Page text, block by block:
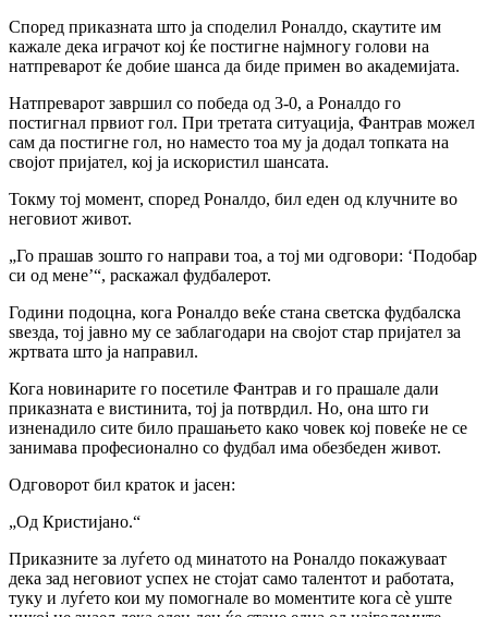
Според приказната што ја споделил Роналдо, скаутите им
кажале дека играчот кој ќе постигне најмногу голови на
натпреварот ќе добие шанса да биде примен во академијата.
Натпреварот завршил со победа од 3-0, а Роналдо го
постигнал првиот гол. При третата ситуација, Фантрав можел
сам да постигне гол, но наместо тоа му ја додал топката на
својот пријател, кој ја искористил шансата.
Токму тој момент, според Роналдо, бил еден од клучните во
неговиот живот.
„Го прашав зошто го направи тоа, а тој ми одговори: ‘Подобар
си од мене’“, раскажал фудбалерот.
Години подоцна, кога Роналдо веќе стана светска фудбалска
ѕвезда, тој јавно му се заблагодари на својот стар пријател за
жртвата што ја направил.
Кога новинарите го посетиле Фантрав и го прашале дали
приказната е вистинита, тој ја потврдил. Но, она што ги
изненадило сите било прашањето како човек кој повеќе не се
занимава професионално со фудбал има обезбеден живот.
Одговорот бил краток и јасен:
„Од Кристијано.“
Приказните за луѓето од минатото на Роналдо покажуваат
дека зад неговиот успех не стојат само талентот и работата,
туку и луѓето кои му помогнале во моментите кога сè уште